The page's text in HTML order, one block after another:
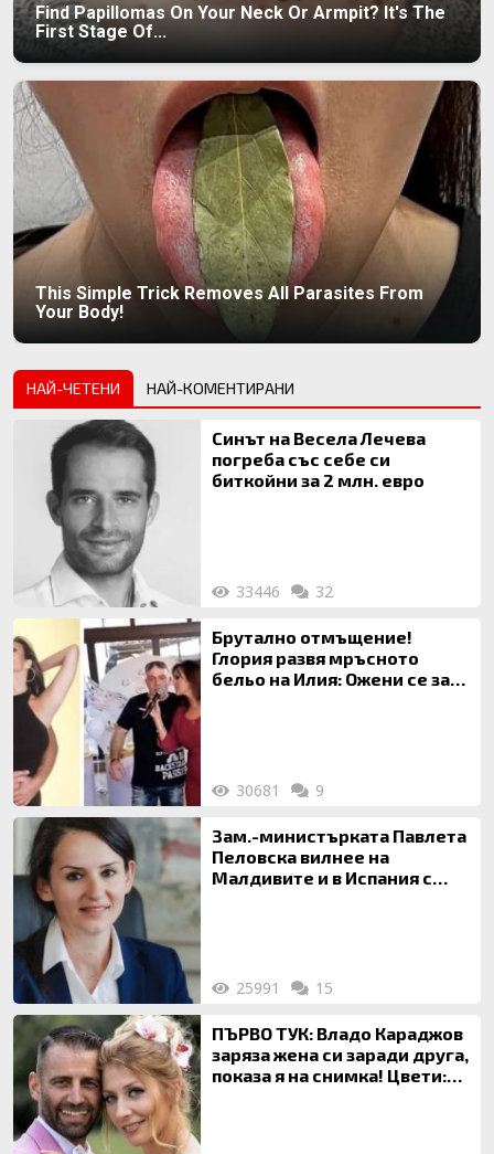
Find Papillomas On Your Neck Or Armpit? It's The
First Stage Of...
This Simple Trick Removes All Parasites From
Your Body!
НАЙ-ЧЕТЕНИ НАЙ-КОМЕНТИРАНИ
Синът на Весела Лечева
погреба със себе си
биткойни за 2 млн. евро
33446 32
Брутално отмъщение!
Глория развя мръсното
бельо на Илия: Ожени се за
30681 9
Зам.-министърката Павлета
Пеловска вилнее на
Малдивите и в Испания с
25991 15
ПЪРВО ТУК: Владо Караджов
заряза жена си заради друга,
показа я на снимка! Цвети: